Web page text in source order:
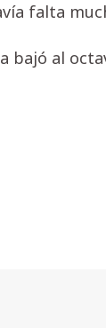
falta
bajó al